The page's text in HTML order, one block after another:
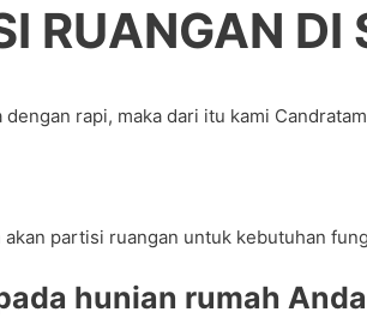
RUANGAN DI
rapi, maka dari itu kami
partisi ruangan untuk kebutuhan
hunian rumah